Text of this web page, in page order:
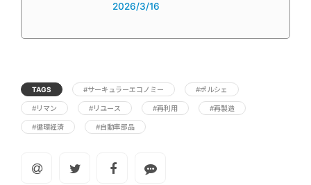
2026/3/16
TAGS #サーキュラーエコノミー #ポルシェ
#リマン #リユース #再利用 #再製造
#循環経済 #自動車部品